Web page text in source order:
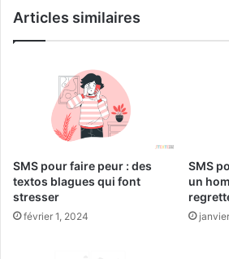
Articles similaires
SMS pour faire peur : des
textos blagues qui font
stresser
février 1, 2024
SMS
un